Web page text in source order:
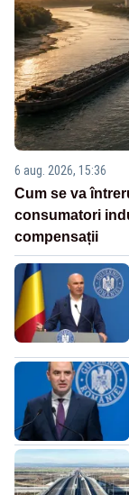
6 aug. 2026, 15:36
Cum se va
consumatori
compensații